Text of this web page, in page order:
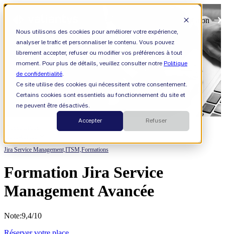
Nous utilisons des cookies pour améliorer votre expérience,
analyser le trafic et personnaliser le contenu. Vous pouvez
librement accepter, refuser ou modifier vos préférences à tout
moment. Pour plus de détails, veuillez consulter notrePolitique
de confidentialité.
Ce site utilise des cookies qui nécessitent votre consentement.
Certains cookies sont essentiels au fonctionnement du site et
ne peuvent être désactivés.
Accepter
Refuser
Open main navigation
Jira Service Management,ITSM,Formations
Formation Jira Service
Management Avancée
Note:9,4/10